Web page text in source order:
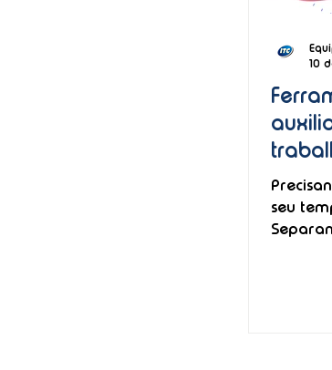
seu
10